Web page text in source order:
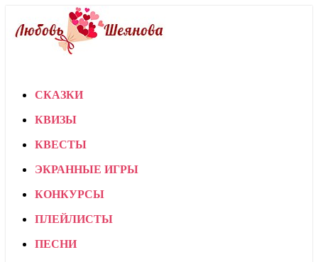
СКАЗКИ
КВИЗЫ
КВЕСТЫ
ЭКРАННЫЕ ИГРЫ
КОНКУРСЫ
ПЛЕЙЛИСТЫ
ПЕСНИ